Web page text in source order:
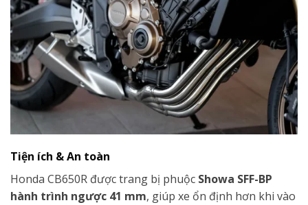
Tiện ích & An toàn
Honda CB650R được trang bị phuộc Showa SFF-BP
hành trình ngược 41 mm, giúp xe ổn định hơn khi vào